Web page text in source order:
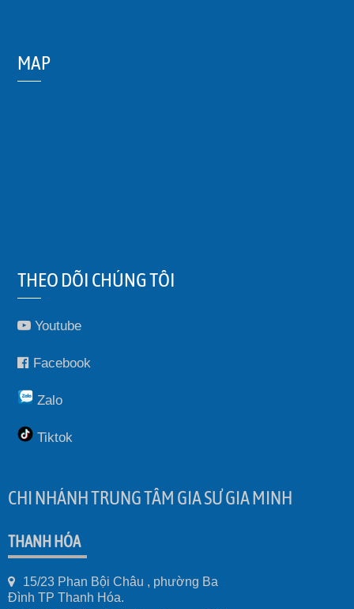
MAP
THEO DÕI CHÚNG TÔI
Youtube
Facebook
Zalo
Tiktok
CHI NHÁNH TRUNG TÂM GIA SƯ GIA MINH
THANH HÓA
15/23 Phan Bội Châu , phường Ba
Đình TP Thanh Hóa.